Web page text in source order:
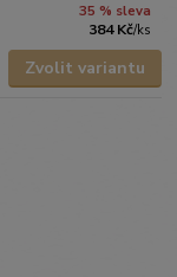
35 % sleva
384 Kč/ks
Zvolit variantu